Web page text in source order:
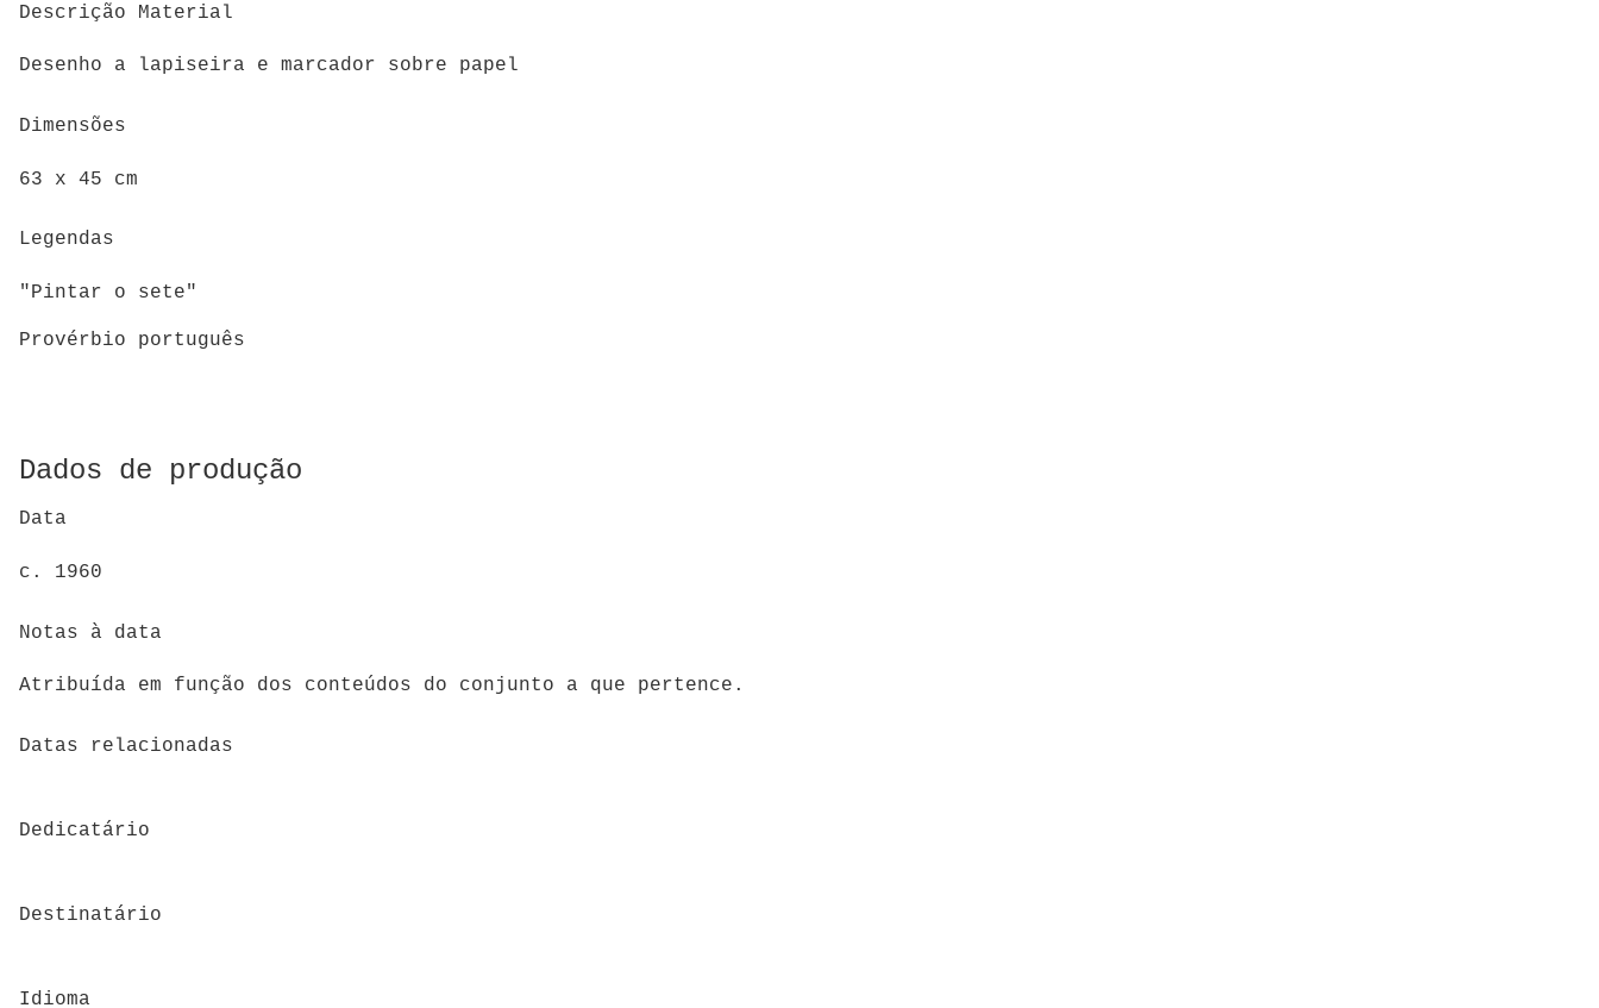
Descrição Material
Desenho a lapiseira e marcador sobre papel
Dimensões
63 x 45 cm
Legendas
"Pintar o sete"
Provérbio português
Dados de produção
Data
c. 1960
Notas à data
Atribuída em função dos conteúdos do conjunto a que pertence.
Datas relacionadas
Dedicatário
Destinatário
Idioma